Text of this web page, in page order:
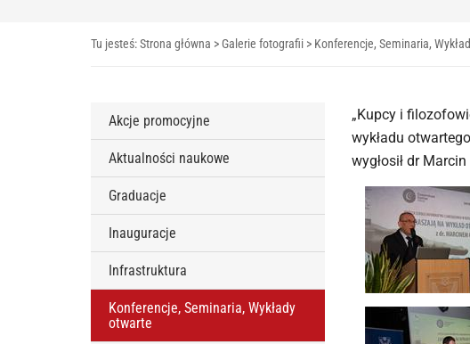
Tu jesteś:Strona główna > Galerie fotografii > Konferencje, Seminaria,
Akcje promocyjne
Aktualności naukowe
Graduacje
Inauguracje
Infrastruktura
Konferencje, Seminaria, Wykłady
otwarte
„Kupcy i
wykładu
wygłosił dr